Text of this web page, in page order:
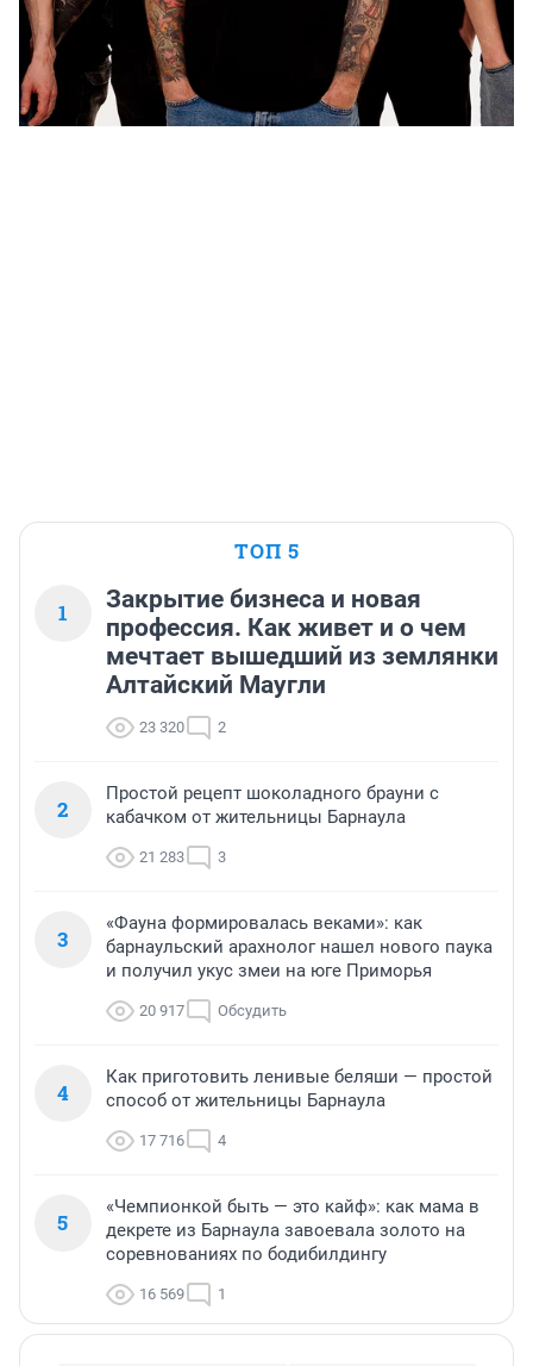
ТОП 5
1
Закрытие бизнеса и новая
профессия. Как живет и о чем
мечтает вышедший из землянки
Алтайский Маугли
23 320 2
2
Простой рецепт шоколадного брауни с
кабачком от жительницы Барнаула
21 283 3
3
«Фауна формировалась веками»: как
барнаульский арахнолог нашел нового паука
и получил укус змеи на юге Приморья
20 917 Обсудить
4
Как приготовить ленивые беляши — простой
способ от жительницы Барнаула
17 716 4
5
«Чемпионкой быть — это кайф»: как мама в
декрете из Барнаула завоевала золото на
соревнованиях по бодибилдингу
16 569 1